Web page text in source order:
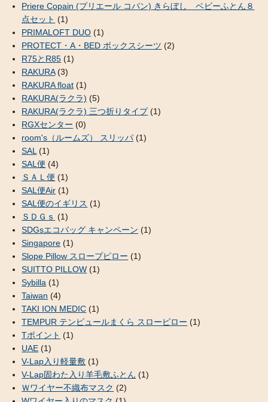
Priere Copain (プリエール コパン) きらぼし ベビーふとん８
点セット (1)
PRIMALOFT DUO (1)
PROTECT・A・BED ボックスシーツ (2)
R75とR85 (1)
RAKURA(3)
RAKURA float (1)
RAKURA(ラクラ) (5)
RAKURA(ラクラ) 三つ折りタイプ(1)
RGXセンター (0)
room's（ルームズ） スリッパ (1)
SAL (1)
SAL便 (4)
ＳＡＬ便 (1)
SAL便Air (1)
SAL便のイギリス (1)
ＳＤＧｓ (1)
SDGsエコバッグ キャンペーン (1)
Singapore (1)
Slope Pillow スロープピロー (1)
SUITTO PILLOW (1)
Sybilla (1)
Taiwan (4)
TAKI ION MEDIC (1)
TEMPUR テンピュールまくら スローピロー (1)
Tポイント (1)
UAE (1)
V-Lap入り軽量敷 (1)
V-Lap固わた入り羊毛敷ふとん (1)
Ｗワイヤー不織布マスク (2)